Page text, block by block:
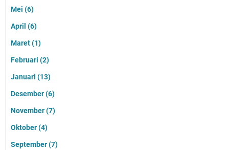
Mei (6)
April (6)
Maret(1)
Februari (2)
Januari (13)
Desember(6)
November(7)
Oktober(4)
September(7)